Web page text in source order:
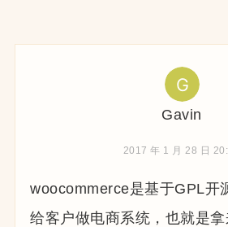
Gavin
2017 年 1 月 28 日
woocommerce是基于GPL开
给客户做电商系统，也就是